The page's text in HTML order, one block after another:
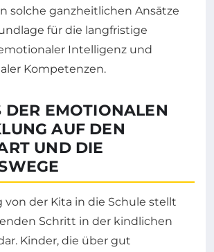
solche ganzheitlichen Ansätze
für die langfristige
Intelligenz und
Kompetenzen.
DER EMOTIONALEN
AUF DEN
UND DIE
von der Kita in die Schule stellt
Schritt in der kindlichen
Kinder, die über gut